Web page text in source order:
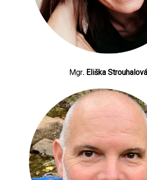
Mgr. Eliška Strouhalová